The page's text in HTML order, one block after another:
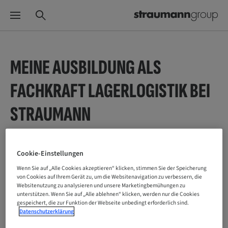
MEINE AUSBILDUNG ALS
FACHKRAFT LAGERLOGISTIK BEI
STRAUMANN
Von September 2014 bis Juli 2017 habe ich eine
Ausbildung zur Fachkraft für Lagerlogistik bei der
Firma Straumann gemacht.
Durch eine Stellenanzeige bin ich auf die Firma
Cookie-Einstellungen
Wenn Sie auf „Alle Cookies akzeptieren“ klicken, stimmen Sie der Speicherung
von Cookies auf Ihrem Gerät zu, um die Websitenavigation zu verbessern, die
Websitenutzung zu analysieren und unsere Marketingbemühungen zu
unterstützen. Wenn Sie auf „Alle ablehnen“ klicken, werden nur die Cookies
gespeichert, die zur Funktion der Webseite unbedingt erforderlich sind.
Datenschutzerklärung